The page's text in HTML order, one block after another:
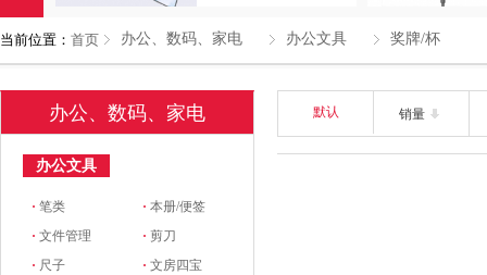
当前位置： 首页 办公、数码、家电 办公文具 奖牌/杯
办公、数码、家电
办公文具
·笔类 ·本册/便签
·文件管理 ·剪刀
· 尺子 ·文房四宝
默认 销量